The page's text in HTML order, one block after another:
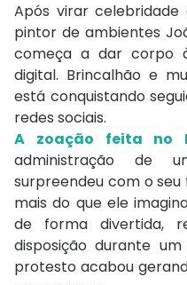
Após virar
pintor de ambientes
começa a dar corpo
digital. Brincalhão e
está conquistando
redes sociais.
A zoação feita no
administração de
surpreendeu com o
mais do que ele
de forma divertida,
disposição durante
protesto acabou